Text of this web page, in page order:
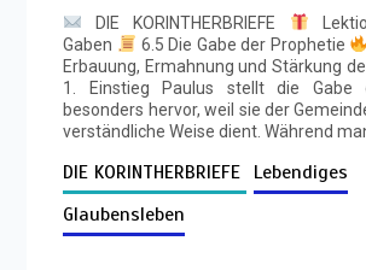
DIE KORINTHERBRIEFE
Gaben
6.5 Die Gabe der Prophetie
Erbauung, Ermahnung und Stärkung
1. Einstieg Paulus stellt die Gabe
besonders hervor, weil sie der
verständliche Weise dient. Während
DIE KORINTHERBRIEFE Lebendiges
Glaubensleben